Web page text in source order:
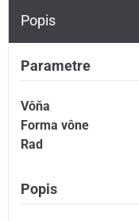
Popis
Parametre
Vôňa
Forma vône
Rad
Popis